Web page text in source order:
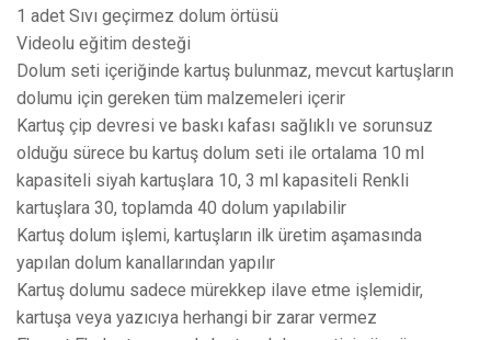
1 adet Sıvı geçirmez dolum örtüsü
Videolu eğitim desteği
Dolum seti içeriğinde kartuş bulunmaz, mevcut kartuşların
dolumu için gereken tüm malzemeleri içerir
Kartuş çip devresi ve baskı kafası sağlıklı ve sorunsuz
olduğu sürece bu kartuş dolum seti ile ortalama 10 ml
kapasiteli siyah kartuşlara 10, 3 ml kapasiteli Renkli
kartuşlara 30, toplamda 40 dolum yapılabilir
Kartuş dolum işlemi, kartuşların ilk üretim aşamasında
yapılan dolum kanallarından yapılır
Kartuş dolumu sadece mürekkep ilave etme işlemidir,
kartuşa veya yazıcıya herhangi bir zarar vermez